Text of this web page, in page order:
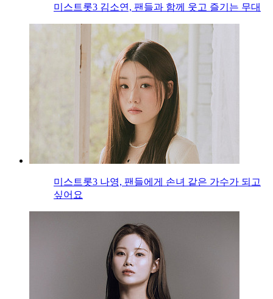
미스트롯3 김소연, 팬들과 함께 웃고 즐기는 무대
미스트롯3 나영, 팬들에게 손녀 같은 가수가 되고
싶어요